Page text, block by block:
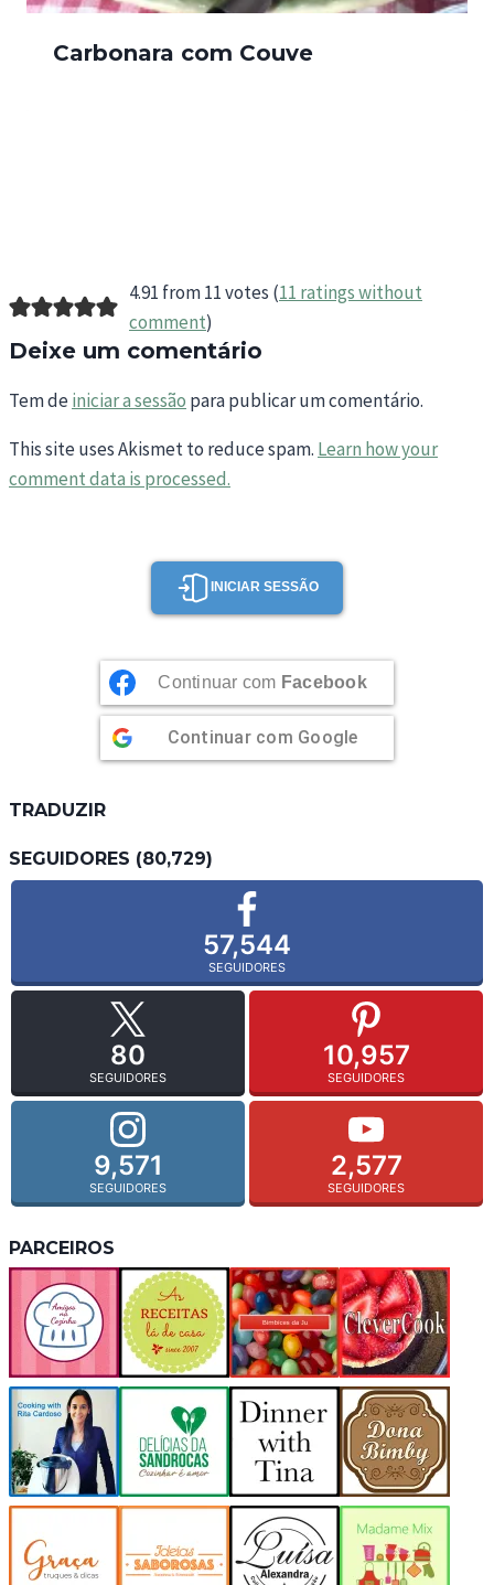
Carbonara com Couve
4.91 from 11 votes (11 ratings without
comment)
Deixe um comentário
Tem deiniciar a sessão para publicar um comentário.
This site uses Akismet to reduce spam. Learn how your
comment data is processed.
INICIAR SESSÃO
Continuar com Facebook
Continuar com Google
TRADUZIR
SEGUIDORES (80,729)
57,544
SEGUIDORES
80
SEGUIDORES
10,957
SEGUIDORES
9,571
SEGUIDORES
2,577
SEGUIDORES
PARCEIROS